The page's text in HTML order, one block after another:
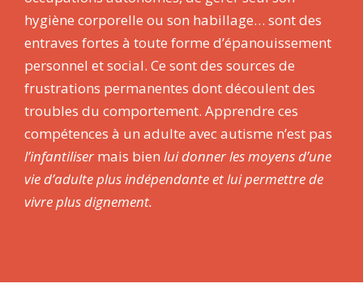
hygiène corporelle ou son habillage… sont des
entraves fortes à toute forme d’épanouissement
personnel et social. Ce sont des sources de
frustrations permanentes dont découlent des
troubles du comportement. Apprendre ces
compétences à un adulte avec autisme n’est pas
l’infantiliser mais bien lui donner les moyens d’une
vie d’adulte plus indépendante et lui permettre de
vivre plus dignement.